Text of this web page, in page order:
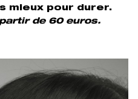
mieux pour durer.
de 60 euros.